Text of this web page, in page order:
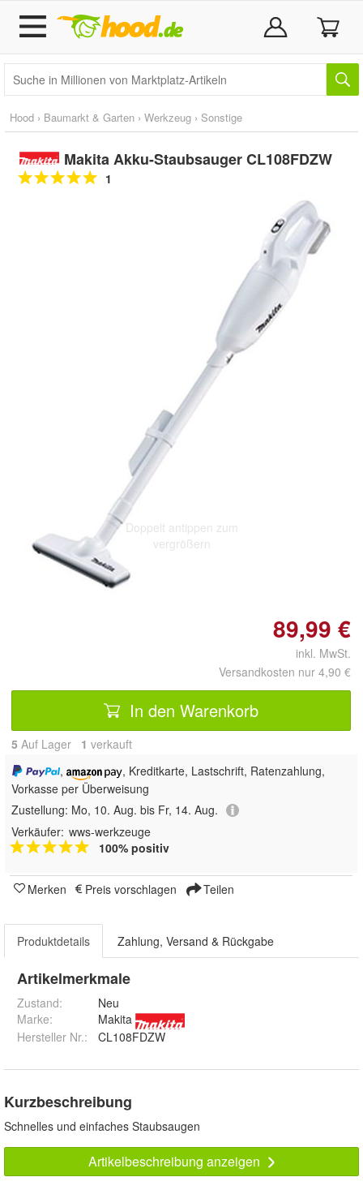
Hood › Baumarkt & Garten › Werkzeug › Sonstige
Makita Akku-Staubsauger CL108FDZW
1
Doppelt antippen zum
vergrößern
89,99 €
inkl. MwSt.
Versandkosten nur 4,90 €
In den Warenkorb
5 Auf Lager 1 verkauft
,
, Kreditkarte, Lastschrift, Ratenzahlung,
Vorkasse per Überweisung
Zustellung: Mo, 10. Aug. bis Fr, 14. Aug.
Verkäufer: wws-werkzeuge
100% positiv
Merken Preis vorschlagen Teilen
Produktdetails Zahlung, Versand & Rückgabe
Artikelmerkmale
Zustand:
Neu
Marke:
Makita
Hersteller Nr.:
CL108FDZW
Kurzbeschreibung
Schnelles und einfaches Staubsaugen
Artikelbeschreibung anzeigen